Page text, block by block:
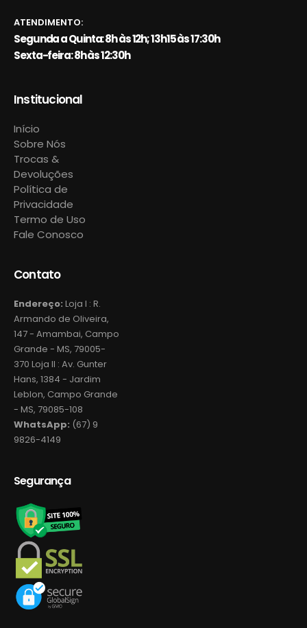
ATENDIMENTO:
Segunda a Quinta: 8h às 12h; 13h15 às 17:30h
Sexta-feira: 8h às 12:30h
Institucional
Início
Sobre Nós
Trocas &
Devoluções
Política de
Privacidade
Termo de Uso
Fale Conosco
Contato
Endereço: Loja I : R.
Armando de Oliveira,
147 - Amambai, Campo
Grande - MS, 79005-
370 Loja II : Av. Gunter
Hans, 1384 - Jardim
Leblon, Campo Grande
- MS, 79085-108
WhatsApp: (67) 9
9826-4149
Segurança